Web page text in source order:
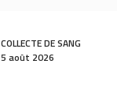
COLLECTE DE SANG
5 août 2026